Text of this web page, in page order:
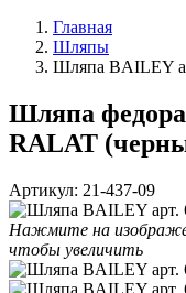
Главная
Шляпы
Шляпа BAILEY
Шляпа
RALAT
Артикул: 21-437-09
Нажмите на
чтобы увеличить